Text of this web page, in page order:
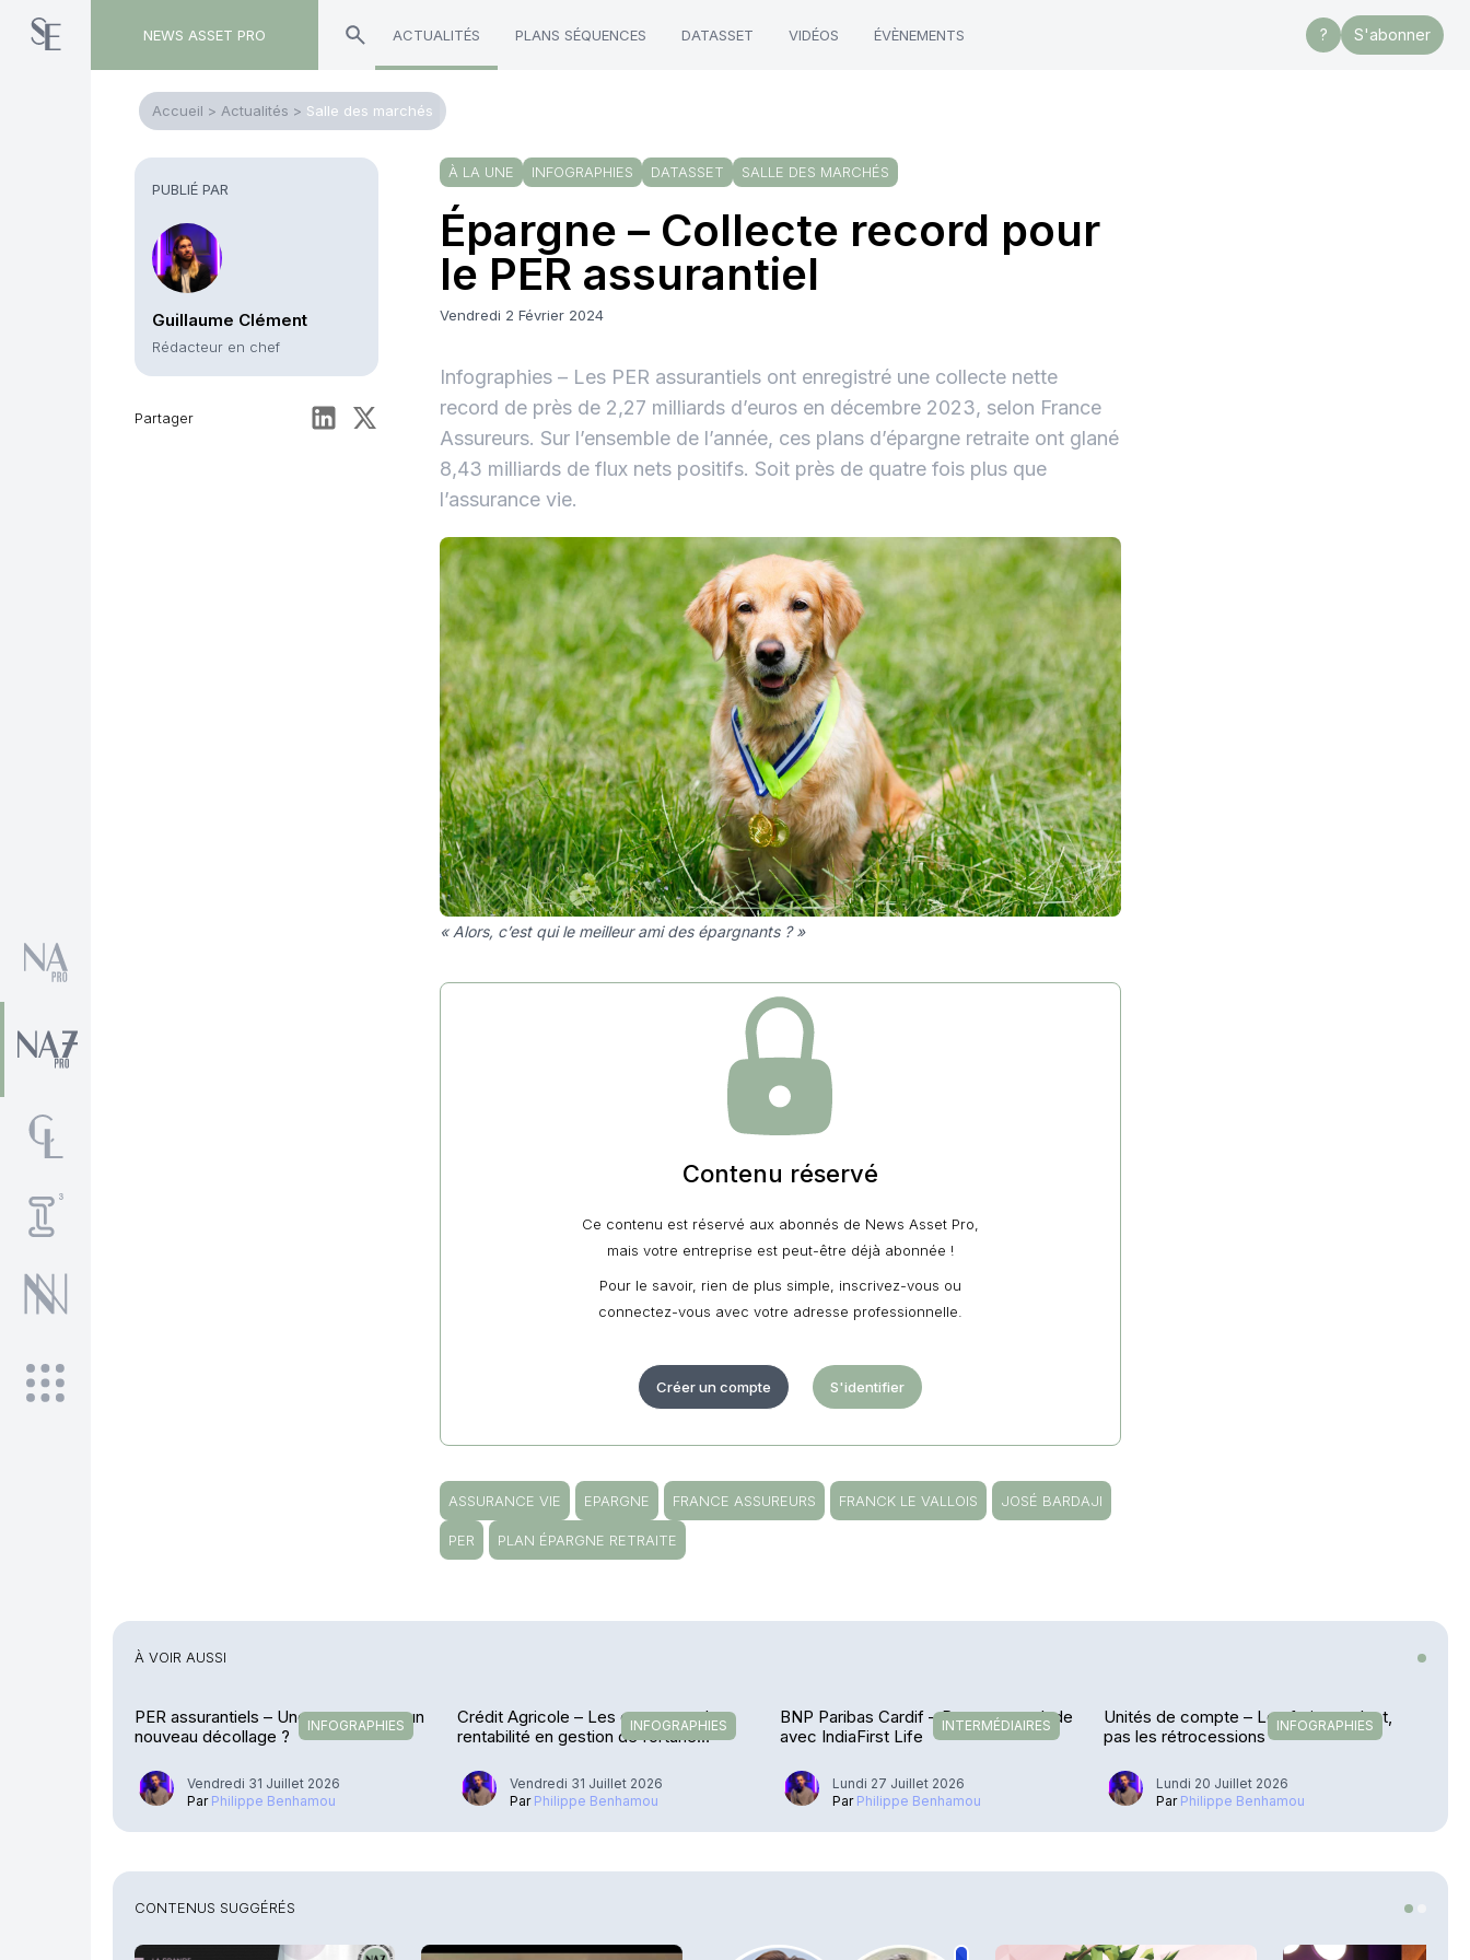
NEWS ASSET PRO ACTUALITÉS PLANS SÉQUENCES DATASSET VIDÉOS ÉVÈNEMENTS ? S'abonner
Accueil > Actualités > Salle des marchés
PUBLIÉ PAR
Guillaume Clément
Rédacteur en chef
Partager
À LA UNE INFOGRAPHIES DATASSET SALLE DES MARCHÉS
Épargne – Collecte record pour
le PER assurantiel
Vendredi 2 Février 2024
Infographies – Les PER assurantiels ont enregistré une collecte nette
record de près de 2,27 milliards d’euros en décembre 2023, selon France
Assureurs. Sur l’ensemble de l’année, ces plans d’épargne retraite ont glané
8,43 milliards de flux nets positifs. Soit près de quatre fois plus que
l’assurance vie.
« Alors, c’est qui le meilleur ami des épargnants ? »
Contenu réservé
Ce contenu est réservé aux abonnés de News Asset Pro,
mais votre entreprise est peut-être déjà abonnée !
Pour le savoir, rien de plus simple, inscrivez-vous ou
connectez-vous avec votre adresse professionnelle.
Créer un compte S'identifier
ASSURANCE VIE EPARGNE FRANCE ASSUREURS FRANCK LE VALLOIS JOSÉ BARDAJI
PER PLAN ÉPARGNE RETRAITE
À VOIR AUSSI
INFOGRAPHIES
PER assurantiels – Une pause avant un
nouveau décollage ?
Vendredi 31 Juillet 2026
Par Philippe Benhamou
INFOGRAPHIES
Crédit Agricole – Les encours et la
rentabilité en gestion de fortune
Vendredi 31 Juillet 2026
Par Philippe Benhamou
INTERMÉDIAIRES
BNP Paribas Cardif – De retour en Inde
avec IndiaFirst Life
Lundi 27 Juillet 2026
Par Philippe Benhamou
INFOGRAPHIES
Unités de compte – Les frais reculent,
pas les rétrocessions
Lundi 20 Juillet 2026
Par Philippe Benhamou
CONTENUS SUGGÉRÉS